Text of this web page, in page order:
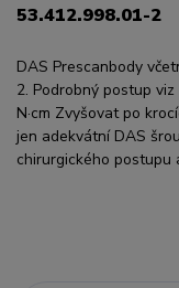
53.412.998.01-2
DAS Prescanbody
2. Podrobný postup
N·cm Zvyšovat po
jen adekvátní DAS
chirurgického postupu